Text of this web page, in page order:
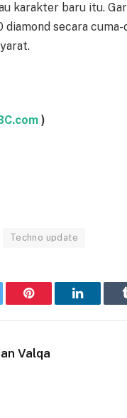
karakter baru itu.
diamond secara
)
Techno update
Pinterest LinkedIn
Valqa